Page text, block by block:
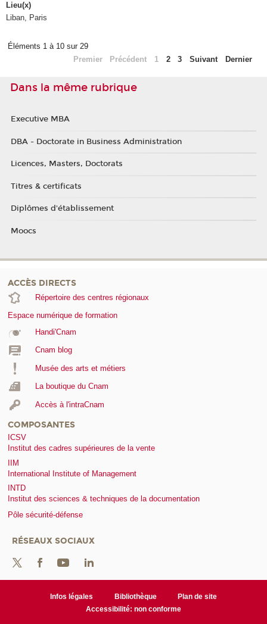
Lieu(x)
Liban, Paris
Éléments 1 à 10 sur 29
Premier
Précédent 1 2 3 Suivant Dernier
Dans la même rubrique
Executive MBA
DBA - Doctorate in Business Administration
Licences, Masters, Doctorats
Titres & certificats
Diplômes d'établissement
Moocs
ACCÈS DIRECTS
Répertoire des centres régionaux
Espace numérique de formation
Handi'Cnam
Cnam blog
Musée des arts et métiers
La boutique du Cnam
Accès à l'intraCnam
COMPOSANTES
ICSV
Institut des cadres supérieures de la vente
IIM
International Institute of Management
INTD
Institut des sciences & techniques de la documentation
Pôle sécurité-défense
RÉSEAUX SOCIAUX
Infos légales Bibliothèque
Plan de site
Accessibilité: non conforme